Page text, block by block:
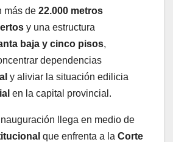
más de 22.000 metros
y una estructura
baja y cinco pisos,
dependencias
y aliviar la situación edilicia
en la capital provincial.
llega en medio de
que enfrenta a la Corte